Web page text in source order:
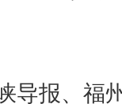
导报、福